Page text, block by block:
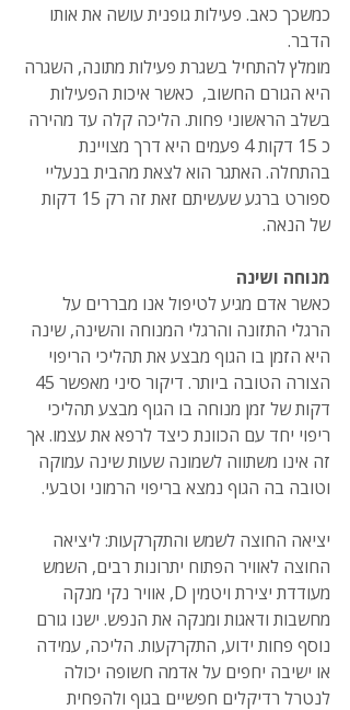
כמשכך כאב. פעילות גופנית עושה את אותו
הדבר.
מומלץ להתחיל בשגרת פעילות מתונה, השגרה
היא הגורם החשוב,  כאשר איכות הפעילות
בשלב הראשוני פחות. הליכה קלה עד מהירה
כ 15 דקות 4 פעמים היא דרך מצויינת
בהתחלה. האתגר הוא לצאת מהבית בנעליי
ספורט ברגע שעשיתם זאת זה רק 15 דקות
של הנאה.
מנוחה ושינה
כאשר אדם מגיע לטיפול אנו מבררים על
הרגלי התזונה והרגלי המנוחה והשינה, שינה
היא הזמן בו הגוף מבצע את תהליכי הריפוי
דקות של זמן מנוחה בו הגוף מבצע תהליכי
ריפוי יחד עם הכוונת כיצד לרפא את עצמו. אך
זה אינו משתווה לשמונה שעות שינה עמוקה
וטובה בה הגוף נמצא בריפוי הרמוני וטבעי.
יציאה החוצה לשמש והתקרקעות: ליציאה
החוצה לאוויר הפתוח יתרונות רבים, השמש
מעודדת יצירת ויטמין D, אוויר נקי מנקה
מחשבות ודאגות ומנקה את הנפש. ישנו גורם
נוסף פחות ידוע, התקרקעות. הליכה, עמידה
או ישיבה יחפים על אדמה חשופה יכולה
לנטרל רדיקלים חפשיים בגוף ולהפחית